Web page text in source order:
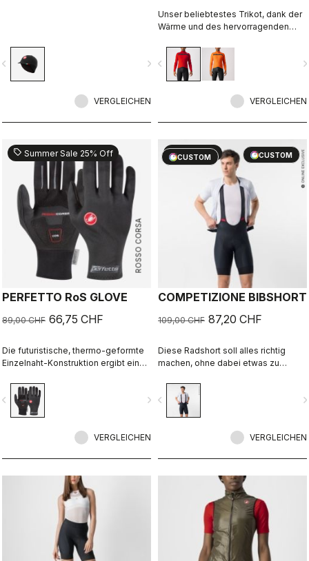
navigate_next
VERGLEICHEN
Unser beliebtestes Trikot, dank der
Wärme und des hervorragenden
Warmer-Materials mit aufgerautem
Fleece, dank des sauberen,
zweckmäßigen Designs und der
der Brust und unter den
navigate_before
VERGLEICHEN
ROSSO CORSA
sell Summer Sale 25% Off
PERFETTO RoS GLOVE
89,00 CHF 66,75 CHF
Die futuristische, thermo-geformte
Einzelnaht-Konstruktion ergibt einen
winddicht und wasserabweisend,
warm, schlank geschnitten und
extrem komfortabel ist.
navigate_next
VERGLEICHEN
CUSTOM
sell20% OFF
CUSTOM
COMPETIZIONE BIBSHORT
109,00 CHF 87,20 CHF
Diese Radshort soll alles richtig
machen, ohne dabei etwas zu
Materialien, Top-Passform,
Flachnähte, KISS Air2-Sitzpolster
und Beingripper, die direkt von
Free Aero Race 4 Bibshort stammen.
navigate_before
VERGLEICHEN